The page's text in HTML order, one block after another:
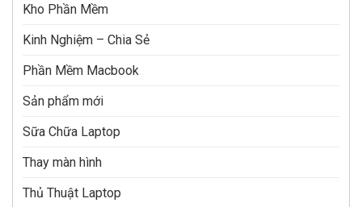
Kho Phần Mềm
Kinh Nghiệm – Chia Sẻ
Phần Mềm Macbook
Sản phẩm mới
Sữa Chữa Laptop
Thay màn hình
Thủ Thuật Laptop